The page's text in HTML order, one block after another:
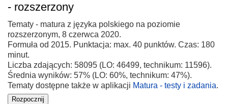
- rozszerzony
Tematy - matura z języka polskiego na poziomie
rozszerzonym, 8 czerwca 2020.
Formuła od 2015. Punktacja: max. 40 punktów. Czas: 180
minut.
Liczba zdających: 58095 (LO: 46499, technikum: 11596).
Średnia wyników: 57% (LO: 60%, technikum: 47%).
Tematy dostępne także w aplikacji Matura - testy i zadania.